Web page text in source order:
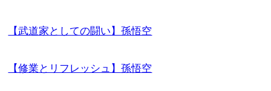
【武道家としての闘い】孫悟空
【修業とリフレッシュ】孫悟空